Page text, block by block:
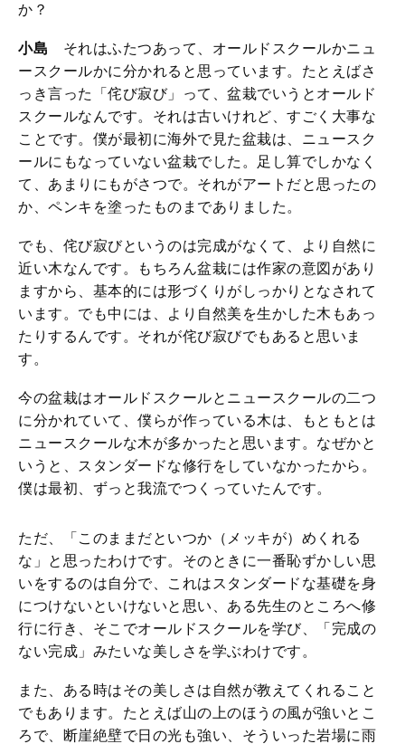
か？
小島 それはふたつあって、オールドスクールかニュ
ースクールかに分かれると思っています。たとえばさ
っき言った「侘び寂び」って、盆栽でいうとオールド
スクールなんです。それは古いけれど、すごく大事な
ことです。僕が最初に海外で見た盆栽は、ニュースク
ールにもなっていない盆栽でした。足し算でしかなく
て、あまりにもがさつで。それがアートだと思ったの
か、ペンキを塗ったものまでありました。
でも、侘び寂びというのは完成がなくて、より自然に
近い木なんです。もちろん盆栽には作家の意図があり
ますから、基本的には形づくりがしっかりとなされて
います。でも中には、より自然美を生かした木もあっ
たりするんです。それが侘び寂びでもあると思いま
す。
今の盆栽はオールドスクールとニュースクールの二つ
に分かれていて、僕らが作っている木は、もともとは
ニュースクールな木が多かったと思います。なぜかと
いうと、スタンダードな修行をしていなかったから。
僕は最初、ずっと我流でつくっていたんです。
ただ、「このままだといつか（メッキが）めくれる
な」と思ったわけです。そのときに一番恥ずかしい思
いをするのは自分で、これはスタンダードな基礎を身
につけないといけないと思い、ある先生のところへ修
行に行き、そこでオールドスクールを学び、「完成の
ない完成」みたいな美しさを学ぶわけです。
また、ある時はその美しさは自然が教えてくれること
でもあります。たとえば山の上のほうの風が強いとこ
ろで、断崖絶壁で日の光も強い、そういった岩場に雨